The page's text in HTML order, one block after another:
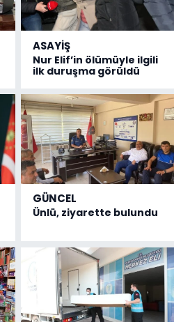
ASAYİŞ
Nur Elif’in ölümüyle ilgili
ilk duruşma görüldü
GÜNCEL
Ünlü, ziyarette bulundu